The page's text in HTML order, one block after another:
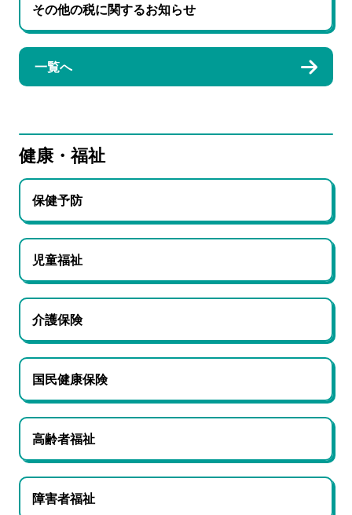
その他の税に関するお知らせ
一覧へ
健康・福祉
保健予防
児童福祉
介護保険
国民健康保険
高齢者福祉
障害者福祉